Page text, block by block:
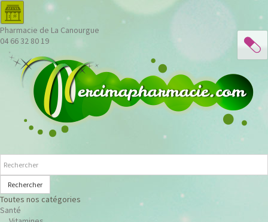
Pharmacie de La Canourgue
04 66 32 80 19
Rechercher
Toutes nos catégories
Santé